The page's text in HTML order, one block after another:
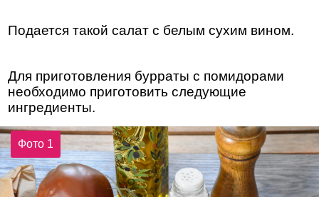
Подается такой салат с белым сухим вином.
Для приготовления бурраты с помидорами
необходимо приготовить следующие
ингредиенты.
Фото 1